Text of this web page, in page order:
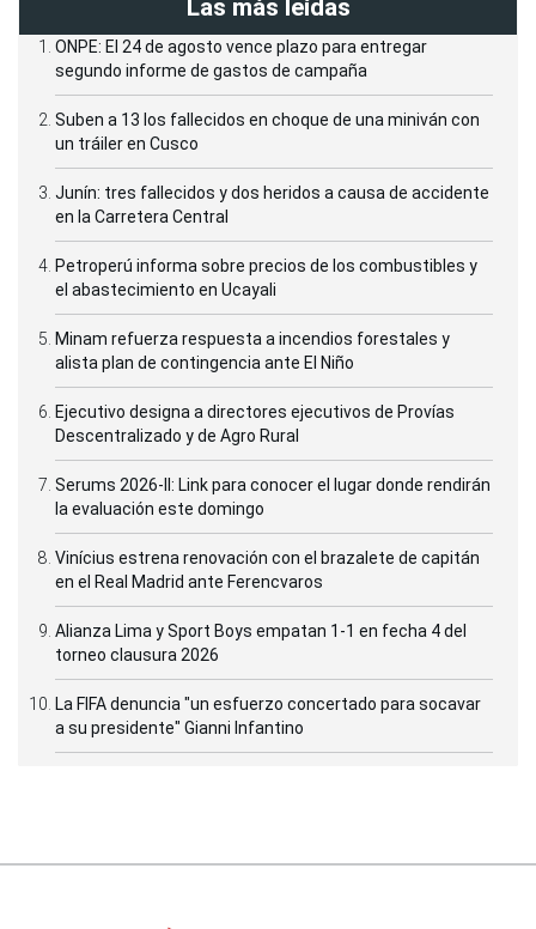
Las más leídas
ONPE: El 24 de agosto vence plazo para entregar
segundo informe de gastos de campaña
Suben a 13 los fallecidos en choque de una miniván con
un tráiler en Cusco
Junín: tres fallecidos y dos heridos a causa de accidente
en la Carretera Central
Petroperú informa sobre precios de los combustibles y
el abastecimiento en Ucayali
Minam refuerza respuesta a incendios forestales y
alista plan de contingencia ante El Niño
Ejecutivo designa a directores ejecutivos de Provías
Descentralizado y de Agro Rural
Serums 2026-II: Link para conocer el lugar donde rendirán
la evaluación este domingo
Vinícius estrena renovación con el brazalete de capitán
en el Real Madrid ante Ferencvaros
Alianza Lima y Sport Boys empatan 1-1 en fecha 4 del
torneo clausura 2026
La FIFA denuncia "un esfuerzo concertado para socavar
a su presidente" Gianni Infantino